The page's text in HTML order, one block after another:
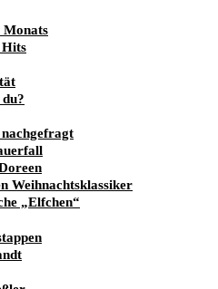
Monats
Weihnachtsklassiker
„Elfchen“